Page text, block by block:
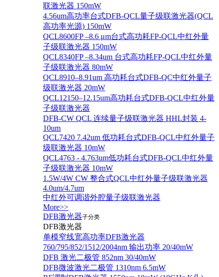
联激光器 150mW
4.56um高功率台式DFB-QCL量子级联激光器(QCL
高功率光源) 150mW
QCL8600FP –8.6 μm台式高功耗FP-QCL中红外量
子级联激光器 150mW
QCL8340FP –8.34um 台式高功耗FP-QCL中红外量
子级联激光器 80mW
QCL8910–8.91um 高功耗台式DFB-QC中红外量子
级联激光器 20mW
QCL12150–12.15um高功耗台式DFB-QCL中红外量
子级联激光器
DFB-CW QCL 连续量子级联激光器 HHL封装 4-
10um
QCL7420 7.42um 低功耗台式DFB-QCL中红外量子
级联激光器 10mW
QCL4763 - 4.763um低功耗台式DFB-QCL中红外量
子级联激光器 10mW
1.5W/4W CW 整合式QCL中红外量子级联激光器
4.0um/4.7um
中红外可调谐外腔量子级联激光器
More>>
DFB激光器子分类
DFB激光器
单模窄线宽高功率DFB激光器
760/795/852/1512/2004nm 输出功率 20/40mW
DFB 激光二极管 852nm 30/40mW
DFB微波激光二极管 1310nm 6.5mW